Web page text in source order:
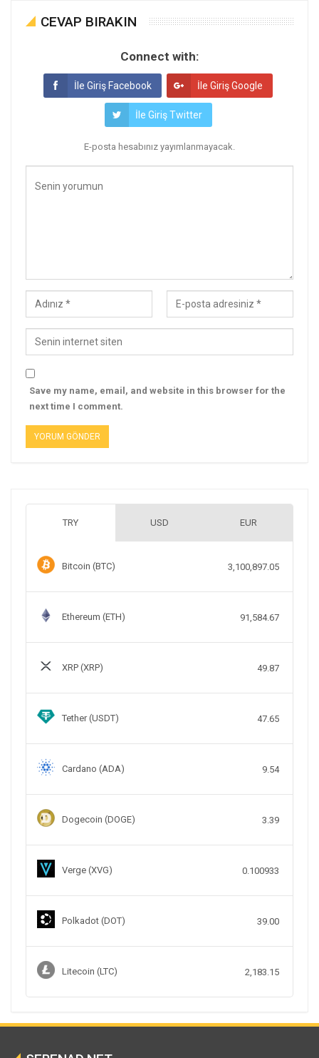
CEVAP BIRAKIN
Connect with:
İle Giriş Facebook İle Giriş Google
İle Giriş Twitter
E-posta hesabınız yayımlanmayacak.
Save my name, email, and website in this browser for the
next time I comment.
TRY USD EUR
Bitcoin (BTC) 3,100,897.05
Ethereum (ETH) 91,584.67
XRP (XRP) 49.87
Tether (USDT) 47.65
Cardano (ADA) 9.54
Dogecoin (DOGE) 3.39
Verge (XVG) 0.100933
Polkadot (DOT) 39.00
Litecoin (LTC) 2,183.15